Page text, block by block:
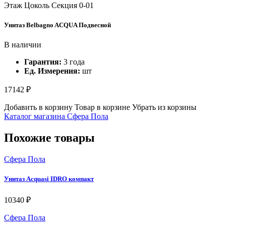
Этаж Цоколь Секция 0-01
Унитаз Belbagno ACQUA Подвесной
В наличии
Гарантия: 3 года
Ед. Измерения: шт
17142 ₽
Добавить в корзину Товар в корзине Убрать из корзины
Каталог магазина Сфера Пола
Похожие товары
Сфера Пола
Унитаз Acquasi IDRO компакт
10340 ₽
Сфера Пола